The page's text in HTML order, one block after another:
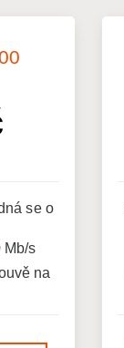
se o
Mb/s
na